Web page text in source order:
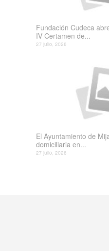
Fundación Cudeca
IV Certamen de...
27 julio, 2026
El Ayuntamiento de
domiciliaria en...
27 julio, 2026